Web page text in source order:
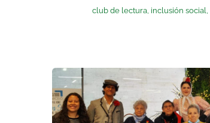
club de lectura, inclusión social,